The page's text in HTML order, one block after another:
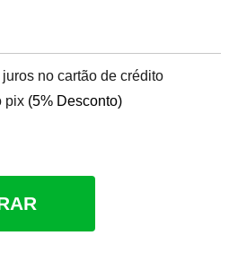
juros no cartão de crédito
pix (5% Desconto)